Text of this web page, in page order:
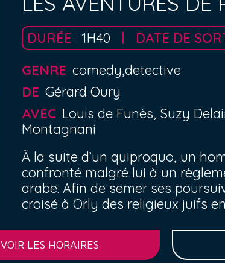
DURÉE 1H40 DATE DE
GENRE comedy,detective
DE Gérard Oury
AVEC Louis de Funès, Suzy
Montagnani
À la suite d’un quiproquo, un
confronté malgré lui à un
arabe. Afin de semer ses
croisé à Orly des religieux juifs
VOIR LES HORAIRES